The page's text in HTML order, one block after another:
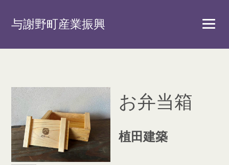
与謝野町産業振興
お弁当箱
植田建築